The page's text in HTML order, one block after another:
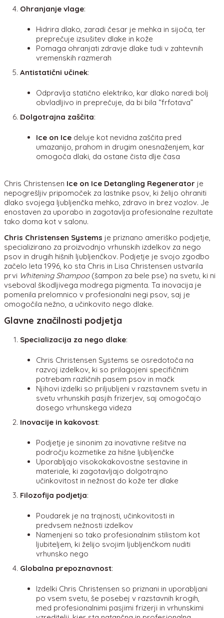
Ohranjanje vlage:
Hidrira dlako, zaradi česar je mehka in sijoča, ter
preprečuje izsušitev dlake in kože
Pomaga ohranjati zdravje dlake tudi v zahtevnih
vremenskih razmerah
Antistatični učinek:
Odpravlja statično elektriko, kar dlako naredi bolj
obvladljivo in preprečuje, da bi bila “frfotava”
Dolgotrajna zaščita:
Ice on Ice deluje kot nevidna zaščita pred
umazanijo, prahom in drugim onesnaženjem, kar
omogoča dlaki, da ostane čista dlje časa
Chris Christensen Ice on Ice Detangling Regenerator je
nepogrešljiv pripomoček za lastnike psov, ki želijo ohraniti
dlako svojega ljubljenčka mehko, zdravo in brez vozlov. Je
enostaven za uporabo in zagotavlja profesionalne rezultate
tako doma kot v salonu.
Chris Christensen Systems je priznano ameriško podjetje,
specializirano za proizvodnjo vrhunskih izdelkov za nego
psov in drugih hišnih ljubljenčkov. Podjetje je svojo zgodbo
začelo leta 1996, ko sta Chris in Lisa Christensen ustvarila
prvi Whitening Shampoo(šampon za bele pse) na svetu, ki ni
vseboval škodljivega modrega pigmenta. Ta inovacija je
pomenila prelomnico v profesionalni negi psov, saj je
omogočila nežno, a učinkovito nego dlake.
Glavne značilnosti podjetja
Specializacija za nego dlake:
Chris Christensen Systems se osredotoča na
razvoj izdelkov, ki so prilagojeni specifičnim
potrebam različnih pasem psov in mačk
Njihovi izdelki so priljubljeni v razstavnem svetu in
svetu vrhunskih pasjih frizerjev, saj omogočajo
dosego vrhunskega videza
Inovacije in kakovost:
Podjetje je sinonim za inovativne rešitve na
področju kozmetike za hišne ljubljenčke
Uporabljajo visokokakovostne sestavine in
materiale, ki zagotavljajo dolgotrajno
učinkovitost in nežnost do kože ter dlake
Filozofija podjetja:
Poudarek je na trajnosti, učinkovitosti in
predvsem nežnosti izdelkov
Namenjeni so tako profesionalnim stilistom kot
ljubiteljem, ki želijo svojim ljubljenčkom nuditi
vrhunsko nego
Globalna prepoznavnost:
Izdelki Chris Christensen so priznani in uporabljani
po vsem svetu, še posebej v razstavnih krogih,
med profesionalnimi pasjimi frizerji in vrhunskimi